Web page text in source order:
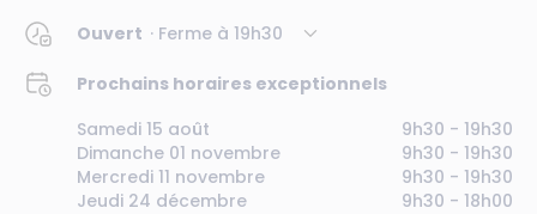
Ouvert · Ferme à 19h30
Prochains horaires exceptionnels
Samedi 15 août
9h30 - 19h30
Dimanche 01 novembre
9h30 - 19h30
Mercredi 11 novembre
9h30 - 19h30
Jeudi 24 décembre
9h30 - 18h00